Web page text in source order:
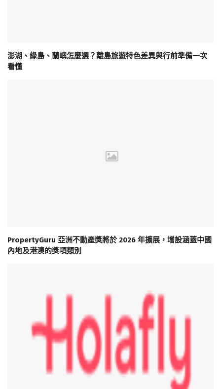
澎湖、綠島、蘭嶼怎麼選？離島旅遊特色差異與行前準備一次
看懂
PropertyGuru 亞洲不動產獎將於 2026 年擴展，增設涵蓋中國
內地及港澳的獎項類別